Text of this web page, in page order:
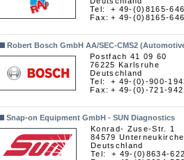
Tel:
Fax:
+ 49-(0)8165-
+ 49-(0)8165-
Robert Bosch GmbH AA/SEC-CMS2
Postfach 41 09 60
76225 Karlsruhe
Deutschland
Tel:
Fax:
+ 49-(0)-900-
+ 49-(0)-721-
Snap-on Equipment GmbH - SUN Diagnostics
Konrad- Zuse-Str. 1
84579
Deutschland
Tel:
+ 49-(0)8634-